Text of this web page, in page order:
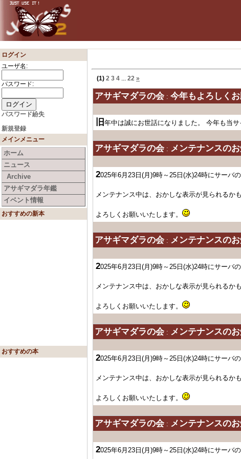
ログイン
ユーザ名:
パスワード:
パスワード紛失
新規登録
メインメニュー
ホーム
ニュース
Archive
アサギマダラ年鑑
イベント情報
おすすめの新本
おすすめの本
(1) 2 3 4 ... 22 »
アサギマダラの会 : 今年もよろしく
旧 年中は誠にお世話になりました。 今年も当サ
アサギマダラの会 : メンテナンスの
2025年6月23日(月)9時～25日(水)24時にサーバ
メンテナンス中は、おかしな表示が見られるか
よろしくお願いいたします。
アサギマダラの会 : メンテナンスの
2025年6月23日(月)9時～25日(水)24時にサーバ
メンテナンス中は、おかしな表示が見られるか
よろしくお願いいたします。
アサギマダラの会 : メンテナンスの
2025年6月23日(月)9時～25日(水)24時にサーバ
メンテナンス中は、おかしな表示が見られるか
よろしくお願いいたします。
アサギマダラの会 : メンテナンスの
2025年6月23日(月)9時～25日(水)24時にサーバ